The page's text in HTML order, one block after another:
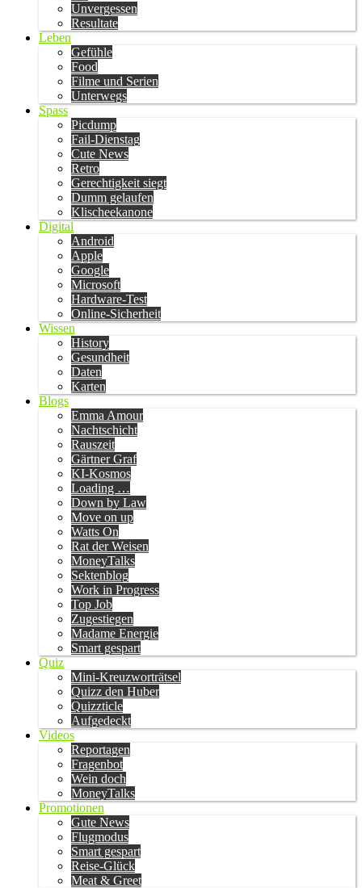
Unvergessen
Resultate
Leben
Gefühle
Food
Filme und Serien
Unterwegs
Spass
Picdump
Fail-Dienstag
Cute News
Retro
Gerechtigkeit siegt
Dumm gelaufen
Klischeekanone
Digital
Android
Apple
Google
Microsoft
Hardware-Test
Online-Sicherheit
Wissen
History
Gesundheit
Daten
Karten
Blogs
Emma Amour
Nachtschicht
Rauszeit
Gärtner Graf
KI-Kosmos
Loading …
Down by Law
Move on up
Watts On
Rat der Weisen
MoneyTalks
Sektenblog
Work in Progress
Top Job
Zugestiegen
Madame Energie
Smart gespart
Quiz
Mini-Kreuzworträtsel
Quizz den Huber
Quizzticle
Aufgedeckt
Videos
Reportagen
Fragenbot
Wein doch
MoneyTalks
Promotionen
Gute News
Flugmodus
Smart gespart
Reise-Glück
Meat & Greet